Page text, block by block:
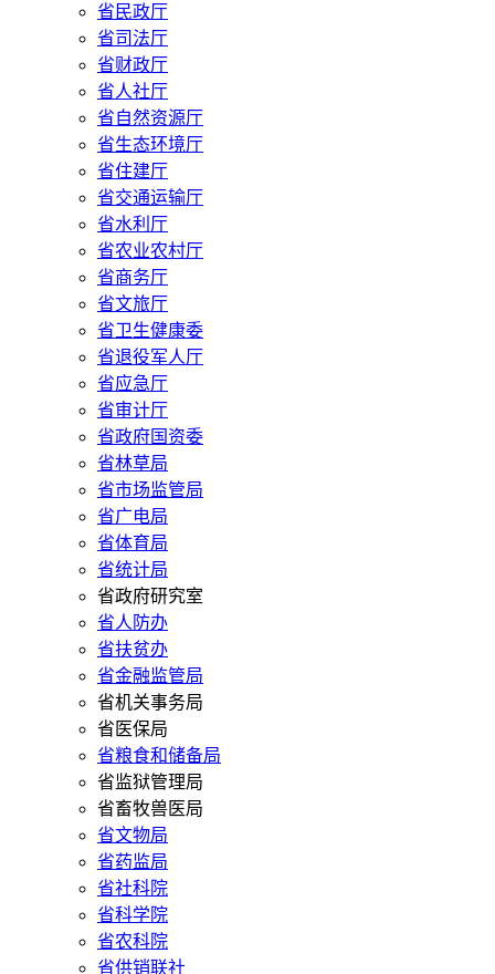
省民政厅
省司法厅
省财政厅
省人社厅
省自然资源厅
省生态环境厅
省住建厅
省交通运输厅
省水利厅
省农业农村厅
省商务厅
省文旅厅
省卫生健康委
省退役军人厅
省应急厅
省审计厅
省政府国资委
省林草局
省市场监管局
省广电局
省体育局
省统计局
省政府研究室
省人防办
省扶贫办
省金融监管局
省机关事务局
省医保局
省粮食和储备局
省监狱管理局
省畜牧兽医局
省文物局
省药监局
省社科院
省科学院
省农科院
省供销联社